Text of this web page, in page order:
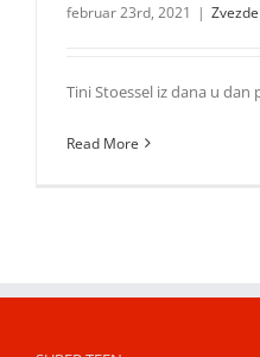
februar 23rd, 2021 | Zvezde
Tini Stoessel iz dana u dan
Read More